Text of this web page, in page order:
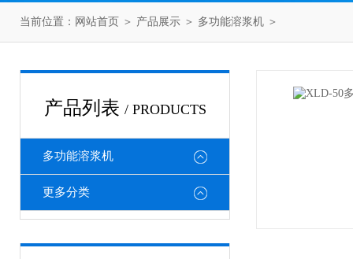
当前位置： 网站首页 ＞ 产品展示 ＞ 多功能溶浆机 ＞
产品列表 / PRODUCTS
多功能溶浆机
更多分类